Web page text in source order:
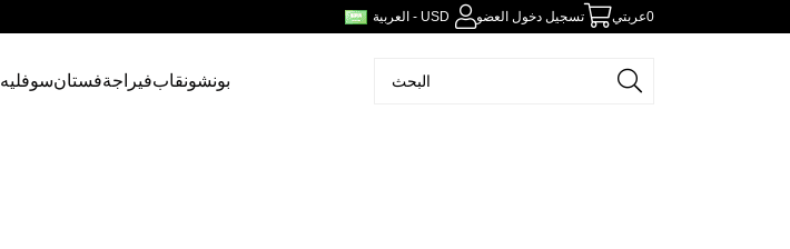
العربية - USD تسجيل دخول العضو عربتي0
سوفليهفستانفيراجةنقاببونشو